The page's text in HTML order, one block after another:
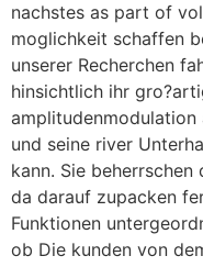
nachstes as part of
moglichkeit schaffen
unserer Recherchen
hinsichtlich ihr
amplitudenmodulation
und seine river
kann. Sie
da darauf zupacken
Funktionen
ob Die kunden von